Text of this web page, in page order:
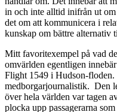
in och inte alltid inifrån ut
det om att kommunicera i
kunskap om bättre alternativ
Mitt favoritexempel på vad
omvärlden egentligen
Flight 1549 i Hudson-floden.
medborgarjournalistik. Den
över hela världen var tagen
plocka upp passagerarna